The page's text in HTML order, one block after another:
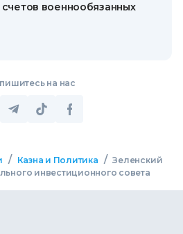
военнообязанных
на нас
/ Казна и Политика / Зеленский
инвестиционного совета